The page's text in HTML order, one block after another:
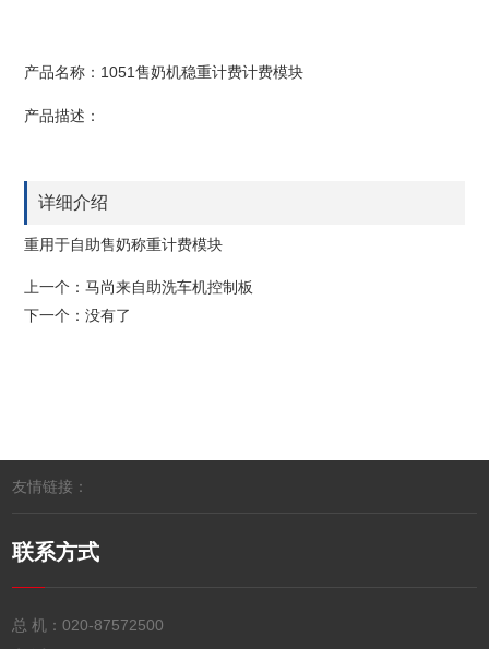
产品名称：1051售奶机稳重计费计费模块
产品描述：
详细介绍
重用于自助售奶称重计费模块
上一个： 马尚来自助洗车机控制板
下一个：没有了
友情链接：
联系方式
总 机：020-87572500